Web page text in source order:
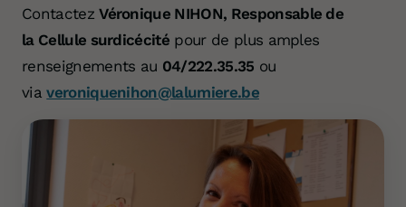
ContactezVéronique NIHON, Responsable de
la Cellule surdicécité pour de plus amples
renseignements au 04/222.35.35 ou
viaveroniquenihon@lalumiere.be